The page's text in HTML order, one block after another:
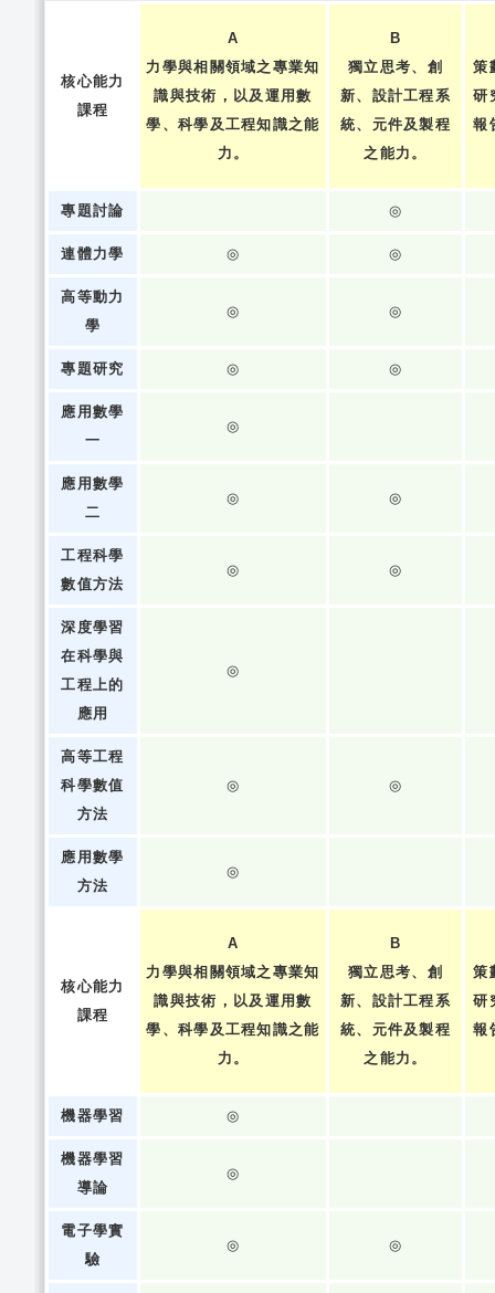
核心能力
課程
A
力學與相關領域之專業知
識與技術，以及運用數
學、科學及工程知識之能
力。
B
獨立思考、創
新、設計工程系
統、元件及製程
之能力。
策
研
報
專題討論 ◎
連體力學 ◎ ◎
高等動力
學
◎ ◎
專題研究 ◎ ◎
應用數學
一
◎
應用數學
二
◎ ◎
工程科學
數值方法
◎ ◎
深度學習
在科學與
工程上的
應用
◎
高等工程
科學數值
方法
◎ ◎
應用數學
方法
◎
核心能力
課程
A
力學與相關領域之專業知
識與技術，以及運用數
學、科學及工程知識之能
力。
B
獨立思考、創
新、設計工程系
統、元件及製程
之能力。
策
研
報
機器學習 ◎
機器學習
導論
◎
電子學實
驗
◎ ◎